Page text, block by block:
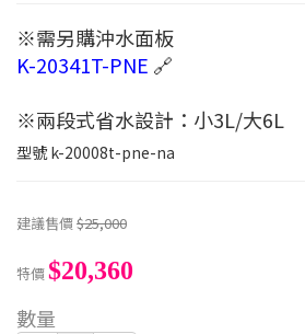
※需另購沖水面板
K-20341T-PNE 🔗
※兩段式省水設計：小3L/大6L
型號k-20008t-pne-na
建議售價$25,000
特價$20,360
數量